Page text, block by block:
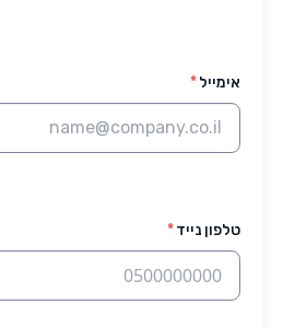
אימייל*
טלפון נייד*